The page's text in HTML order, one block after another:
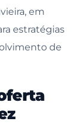
em
estratégias
de